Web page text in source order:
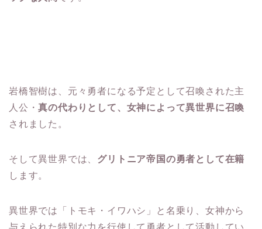
岩橋智樹は、元々勇者になる予定として召喚された主
人公・真の代わりとして、女神によって異世界に召喚
されました。
そして異世界では、 グリトニア帝国の勇者として在籍
します。
異世界では「トモキ・イワハシ」と名乗り、女神から